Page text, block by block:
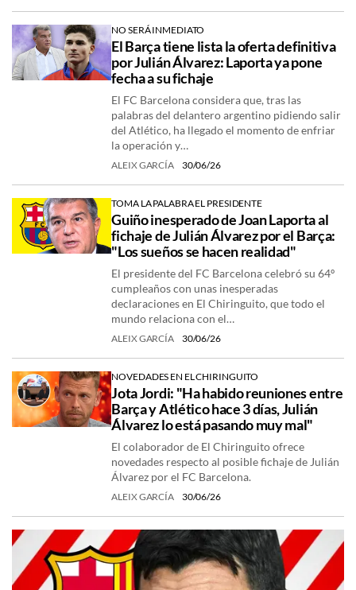
NO SERÁ INMEDIATO
El Barça tiene lista la oferta definitiva
por Julián Álvarez: Laporta ya pone
fecha a su fichaje
El FC Barcelona considera que, tras las
palabras del delantero argentino pidiendo salir
del Atlético, ha llegado el momento de enfriar
la operación y…
ALEIX GARCÍA 30/06/26
TOMA LA PALABRA EL PRESIDENTE
Guiño inesperado de Joan Laporta al
fichaje de Julián Álvarez por el Barça:
"Los sueños se hacen realidad"
El presidente del FC Barcelona celebró su 64º
cumpleaños con unas inesperadas
declaraciones en El Chiringuito, que todo el
mundo relaciona con el…
ALEIX GARCÍA 30/06/26
NOVEDADES EN EL CHIRINGUITO
Jota Jordi: "Ha habido reuniones entre
Barça y Atlético hace 3 días, Julián
Álvarez lo está pasando muy mal"
El colaborador de El Chiringuito ofrece
novedades respecto al posible fichaje de Julián
Álvarez por el FC Barcelona.
ALEIX GARCÍA 30/06/26